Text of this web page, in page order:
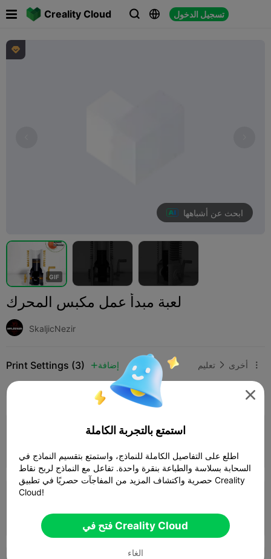
Creality Cloud   تسجيل الدخول

ابحث عن أشباهها
GIF
لعبة مبدأ عمل مكبس المحرك
SkaljicNezir
Print Settings (3)  إضافة تعليم  أخرى 
K2 Plus K2 Pro
طبقة 0.2 ملم، جداران، 15% حشو
 11h 11m  4 plates  296.46g

استمتع بالتجربة الكاملة
اطلع على التفاصيل الكاملة للنماذج، واستمتع بتقسيم النماذج في
السحابة بسلاسة والطباعة بنقرة واحدة. تفاعل مع النماذج لربح نقاط
حصرية واكتشاف المزيد من المفاجآت حصريًا في تطبيق Creality
Cloud!
فتح في Creality Cloud
الغاء